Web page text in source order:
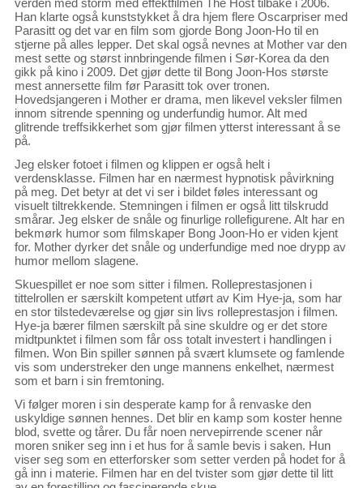
verden med storm med effektfilmen The Host tilbake i 2006.
Han klarte også kunststykket å dra hjem flere Oscarpriser med
Parasitt og det var en film som gjorde Bong Joon-Ho til en
stjerne på alles lepper. Det skal også nevnes at Mother var den
mest sette og størst innbringende filmen i Sør-Korea da den
gikk på kino i 2009. Det gjør dette til Bong Joon-Hos største
mest annersette film før Parasitt tok over tronen.
Hovedsjangeren i Mother er drama, men likevel veksler filmen
innom sitrende spenning og underfundig humor. Alt med
glitrende treffsikkerhet som gjør filmen ytterst interessant å se
på.
Jeg elsker fotoet i filmen og klippen er også helt i
verdensklasse. Filmen har en nærmest hypnotisk påvirkning
på meg. Det betyr at det vi ser i bildet føles interessant og
visuelt tiltrekkende. Stemningen i filmen er også litt tilskrudd
smårar. Jeg elsker de snåle og finurlige rollefigurene. Alt har en
bekmørk humor som filmskaper Bong Joon-Ho er viden kjent
for. Mother dyrker det snåle og underfundige med noe drypp av
humor mellom slagene.
Skuespillet er noe som sitter i filmen. Rolleprestasjonen i
tittelrollen er særskilt kompetent utført av Kim Hye-ja, som har
en stor tilstedeværelse og gjør sin livs rolleprestasjon i filmen.
Hye-ja bærer filmen særskilt på sine skuldre og er det store
midtpunktet i filmen som får oss totalt investert i handlingen i
filmen. Won Bin spiller sønnen på svært klumsete og famlende
vis som understreker den unge mannens enkelhet, nærmest
som et barn i sin fremtoning.
Vi følger moren i sin desperate kamp for å renvaske den
uskyldige sønnen hennes. Det blir en kamp som koster henne
blod, svette og tårer. Du får noen nervepirrende scener når
moren sniker seg inn i et hus for å samle bevis i saken. Hun
viser seg som en etterforsker som setter verden på hodet for å
gå inn i materie. Filmen har en del tvister som gjør dette til litt